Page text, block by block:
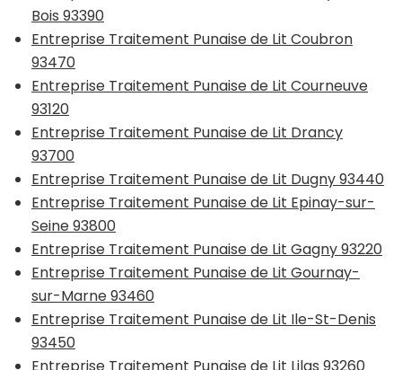
Bois 93390
Entreprise Traitement Punaise de Lit Coubron
93470
Entreprise Traitement Punaise de Lit Courneuve
93120
Entreprise Traitement Punaise de Lit Drancy
93700
Entreprise Traitement Punaise de Lit Dugny 93440
Entreprise Traitement Punaise de Lit Epinay-sur-
Seine 93800
Entreprise Traitement Punaise de Lit Gagny 93220
Entreprise Traitement Punaise de Lit Gournay-
sur-Marne 93460
Entreprise Traitement Punaise de Lit Ile-St-Denis
93450
Entreprise Traitement Punaise de Lit Lilas 93260